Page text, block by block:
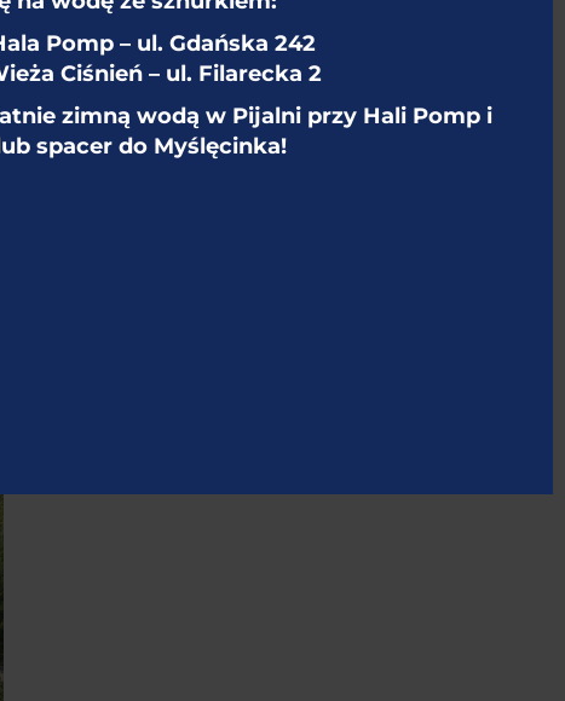
Pomp – ul. Gdańska 242
Ciśnień – ul. Filarecka 2
zimną wodą w Pijalni przy Hali Pomp i
spacer do Myślęcinka!